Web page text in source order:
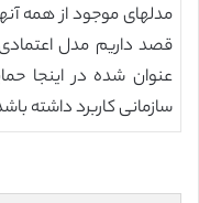
مدلهای موجود از همه
قصد داریم مدل
عنوان شده در اینجا
سازمانی کاربرد داشته